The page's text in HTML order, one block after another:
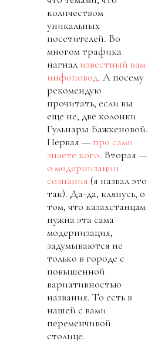
количеством
уникальных
посетителей. Во
многом трафика
нагнализвестный вам
инфоповод. А посему
рекомендую
прочитать, если вы
еще не, две колонки
Гульнары Бажкеновой.
Первая — про сами
знаете кого. Вторая —
о модернизации
сознания (я назвал это
так). Да-да, клянусь, о
том, что казахстанцам
нужна эта сама
модернизация,
задумываются не
только в городе с
повышенной
вариативностью
названия. То есть в
нашей с вами
переменчивой
столице.